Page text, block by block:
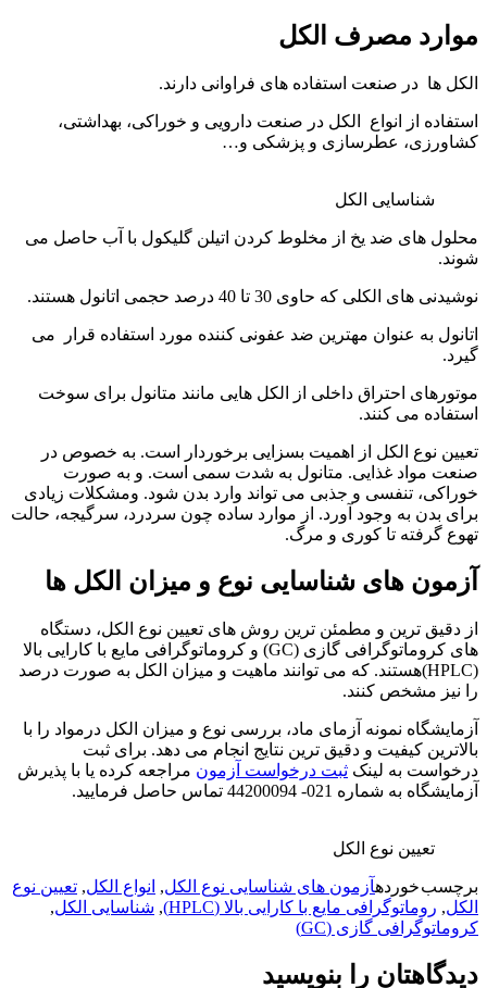
موارد مصرف الکل
الکل ها در صنعت استفاده های فراوانی دارند.
استفاده از انواع الکل در صنعت دارویی و خوراکی، بهداشتی،
کشاورزی، عطرسازی و پزشکی و…
شناسایی الکل
محلول های ضد یخ از مخلوط کردن اتیلن گلیکول با آب حاصل می
شوند.
نوشیدنی های الکلی که حاوی 30 تا 40 درصد حجمی اتانول هستند.
اتانول به عنوان مهترین ضد عفونی کننده مورد استفاده قرار می
گیرد.
موتورهای احتراق داخلی از الکل هایی مانند متانول برای سوخت
استفاده می کنند.
تعیین نوع الکل از اهمیت بسزایی برخوردار است. به خصوص در
صنعت مواد غذایی. متانول به شدت سمی است. و به صورت
خوراکی، تنفسی و جذبی می تواند وارد بدن شود. ومشکلات زیادی
برای بدن به وجود آورد. از موارد ساده چون سردرد، سرگیجه، حالت
تهوع گرفته تا کوری و مرگ.
آزمون های شناسایی نوع و میزان الکل ها
از دقیق ترین و مطمئن ترین روش های تعیین نوع الکل، دستگاه
های کروماتوگرافی گازی (GC) و کروماتوگرافی مایع با کارایی بالا
(HPLC)هستند. که می توانند ماهیت و میزان الکل به صورت درصد
را نیز مشخص کنند.
آزمایشگاه نمونه آزمای ماد، بررسی نوع و میزان الکل درمواد را با
بالاترین کیفیت و دقیق ترین نتایج انجام می دهد. برای ثبت
درخواست به لینک ثبت درخواست آزمون مراجعه کرده یا با پذیرش
آزمایشگاه به شماره 021- 44200094 تماس حاصل فرمایید.
تعیین نوع الکل
برچسب خوردهآزمون های شناسایی نوع الکل, انواع الکل, تعیین نوع
الکل, روماتوگرافی مایع با کارایی بالا (HPLC) , شناسایی الکل,
کروماتوگرافی گازی (GC)
دیدگاهتان را بنویسید